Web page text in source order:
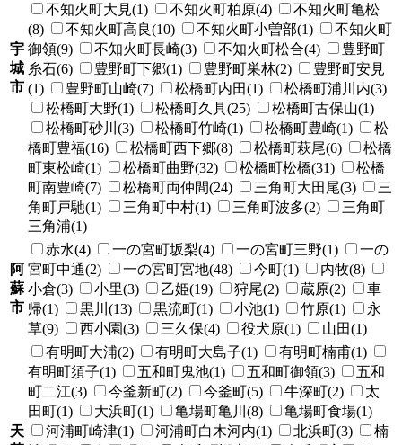
宇
城
市
不知火町大見(1)
不知火町柏原(4)
不知火町亀松
(8)
不知火町高良(10) 不知火町小曽部(1)
不知火町
御領(9)
不知火町長崎(3) 不知火町松合(4)
豊野町
糸石(6)
豊野町下郷(1) 豊野町巣林(2)
豊野町安見
(1)
豊野町山崎(7) 松橋町内田(1)
松橋町浦川内(3)
松橋町大野(1)
松橋町久具(25)
松橋町古保山(1)
松橋町砂川(3)
松橋町竹崎(1) 松橋町豊崎(1)
松
橋町豊福(16)
松橋町西下郷(8) 松橋町萩尾(6)
松橋
町東松崎(1)
松橋町曲野(32) 松橋町松橋(31)
松橋
町南豊崎(7)
松橋町両仲間(24) 三角町大田尾(3)
三
角町戸馳(1)
三角町中村(1) 三角町波多(2)
三角町
三角浦(1)
阿
蘇
市
赤水(4) 一の宮町坂梨(4) 一の宮町三野(1)
一の
宮町中通(2)
一の宮町宮地(48) 今町(1)
内牧(8)
小倉(3)
小里(3) 乙姫(19) 狩尾(2) 蔵原(2)
車
帰(1)
黒川(13) 黒流町(1) 小池(1) 竹原(1)
永
草(9)
西小園(3) 三久保(4) 役犬原(1) 山田(1)
天
有明町大浦(2) 有明町大島子(1)
有明町楠甫(1)
有明町須子(1)
五和町鬼池(1) 五和町御領(3)
五和
町二江(3)
今釜新町(2) 今釜町(5) 牛深町(2)
太
田町(1)
大浜町(1) 亀場町亀川(8)
亀場町食場(1)
河浦町崎津(1)
河浦町白木河内(1) 北浜町(3)
楠